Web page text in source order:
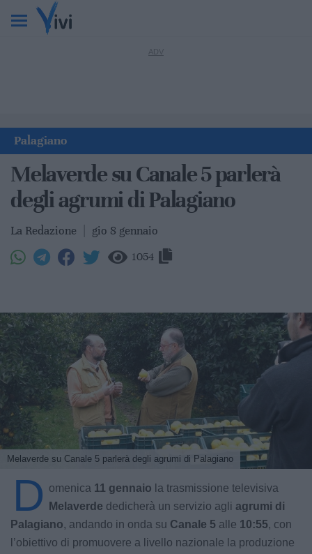
Palagiano
Melaverde su Canale 5 parlerà
degli agrumi di Palagiano
La Redazione gio 8 gennaio
1054
Melaverde su Canale 5 parlerà degli agrumi di Palagiano
D omenica 11 gennaio la trasmissione televisiva
Melaverde dedicherà un servizio agli agrumi di
Palagiano, andando in onda su Canale 5 alle 10:55, con
l’obiettivo di promuovere a livello nazionale la produzione